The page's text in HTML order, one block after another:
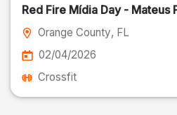
Red Fire Mídia Day - Mateus
Orange County, FL
02/04/2026
Crossfit